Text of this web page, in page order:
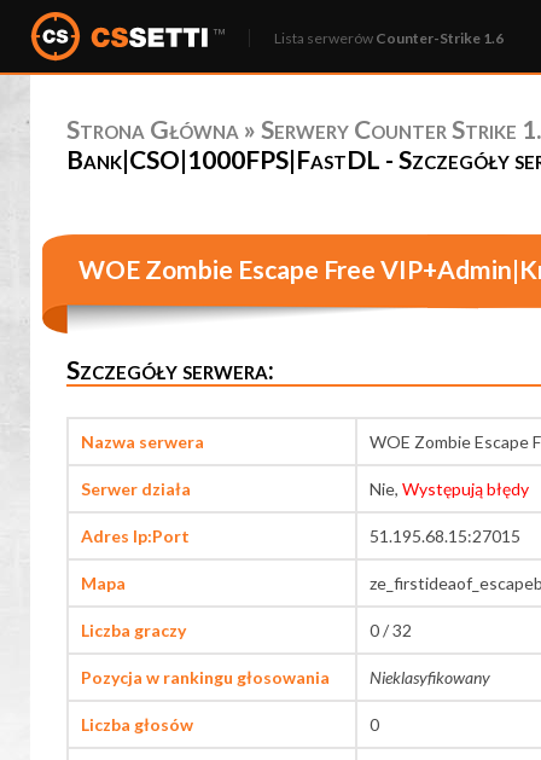
Lista serwerów Counter-Strike 1.6
Strona Główna » Serwery Counter Strike
Bank|CSO|1000FPS|FastDL - Szczegóły
WOE Zombie Escape Free
Szczegóły serwera:
Nazwa serwera WOE Zombie Escape
Serwer działa Nie, Występują błędy
Adres Ip:Port 51.195.68.15:27015
Mapa
Liczba graczy 0 / 32
Pozycja w rankingu głosowania Nieklasyfikowany
Liczba głosów 0